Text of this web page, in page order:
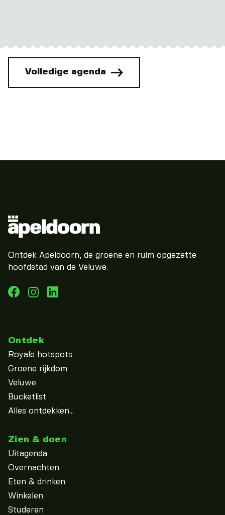
Volledige agenda
Ontdek Apeldoorn, de groene en ruim opgezette
hoofdstad van de Veluwe.
Ontdek
Royale hotspots
Groene rijkdom
Veluwe
Bucketlist
Alles ontdekken...
Zien & doen
Uitagenda
Overnachten
Eten & drinken
Winkelen
Studeren